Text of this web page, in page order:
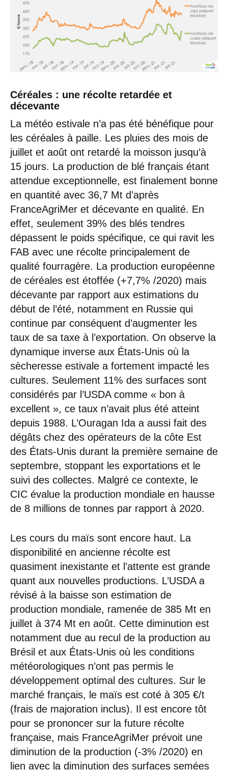
Céréales : une récolte retardée et
décevante
La météo estivale n’a pas été bénéfique pour
les céréales à paille. Les pluies des mois de
juillet et août ont retardé la moisson jusqu’à
15 jours. La production de blé français étant
attendue exceptionnelle, est finalement bonne
en quantité avec 36,7 Mt d’après
FranceAgriMer et décevante en qualité. En
effet, seulement 39% des blés tendres
dépassent le poids spécifique, ce qui ravit les
FAB avec une récolte principalement de
qualité fourragère. La production européenne
de céréales est étoffée (+7,7% /2020) mais
décevante par rapport aux estimations du
début de l’été, notamment en Russie qui
continue par conséquent d’augmenter les
taux de sa taxe à l’exportation. On observe la
dynamique inverse aux États-Unis où la
sècheresse estivale a fortement impacté les
cultures. Seulement 11% des surfaces sont
considérés par l’USDA comme « bon à
excellent », ce taux n’avait plus été atteint
depuis 1988. L’Ouragan Ida a aussi fait des
dégâts chez des opérateurs de la côte Est
des États-Unis durant la première semaine de
septembre, stoppant les exportations et le
suivi des collectes. Malgré ce contexte, le
CIC évalue la production mondiale en hausse
de 8 millions de tonnes par rapport à 2020.
Les cours du maïs sont encore haut. La
disponibilité en ancienne récolte est
quasiment inexistante et l’attente est grande
quant aux nouvelles productions. L’USDA a
révisé à la baisse son estimation de
production mondiale, ramenée de 385 Mt en
juillet à 374 Mt en août. Cette diminution est
notamment due au recul de la production au
Brésil et aux États-Unis où les conditions
météorologiques n’ont pas permis le
développement optimal des cultures. Sur le
marché français, le maïs est coté à 305 €/t
(frais de majoration inclus). Il est encore tôt
pour se prononcer sur la future récolte
française, mais FranceAgriMer prévoit une
diminution de la production (-3% /2020) en
lien avec la diminution des surfaces semées